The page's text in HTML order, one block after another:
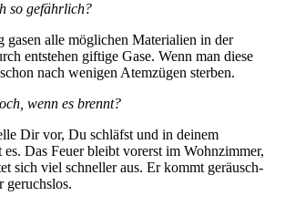
so gefährlich?
gasen alle möglichen Materialien in der
entstehen giftige Gase. Wenn man diese
nach wenigen Atemzügen sterben.
wenn es brennt?
Dir vor, Du schläfst und in deinem
Das Feuer bleibt vorerst im Wohnzimmer,
sich viel schneller aus. Er kommt geräusch-
geruchslos.